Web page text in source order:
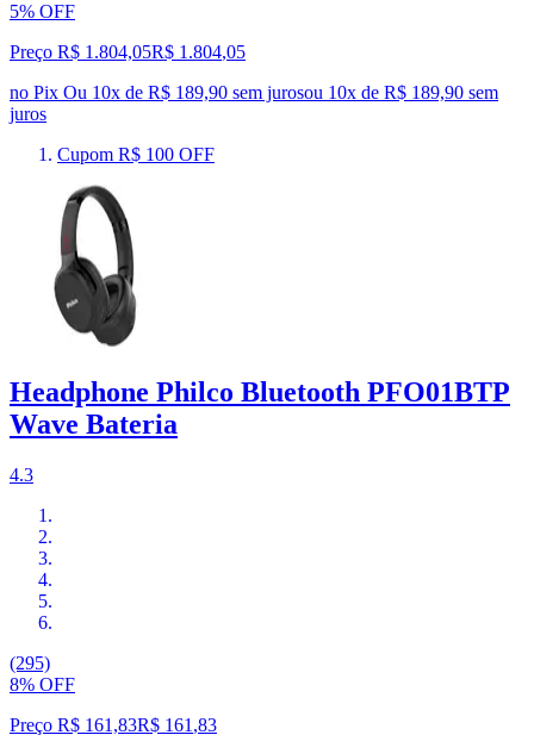
5% OFF
Preço R$ 1.804,05R$ 1.804,05
no Pix Ou 10x de R$ 189,90 sem jurosou 10x de R$ 189,90 sem
juros
Cupom R$ 100 OFF
Headphone Philco Bluetooth PFO01BTP
Wave Bateria
4.3
(295)
8% OFF
Preço R$ 161,83R$ 161 ,83